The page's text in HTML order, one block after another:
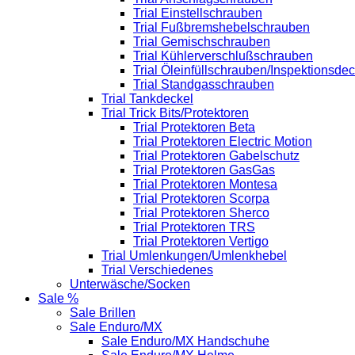
Trial Einstellschrauben
Trial Fußbremshebelschrauben
Trial Gemischschrauben
Trial Kühlerverschlußschrauben
Trial Öleinfüllschrauben/
Trial Standgasschrauben
Trial Tankdeckel
Trial Trick Bits/Protektoren
Trial Protektoren Beta
Trial Protektoren Electric Motion
Trial Protektoren Gabelschutz
Trial Protektoren GasGas
Trial Protektoren Montesa
Trial Protektoren Scorpa
Trial Protektoren Sherco
Trial Protektoren TRS
Trial Protektoren Vertigo
Trial Umlenkungen/Umlenkhebel
Trial Verschiedenes
Unterwäsche/Socken
Sale %
Sale Brillen
Sale Enduro/MX
Sale Enduro/MX Handschuhe